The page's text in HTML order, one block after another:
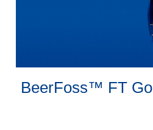
BeerFoss™ FT Go